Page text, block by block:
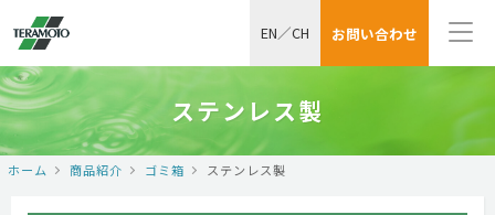
お問い合わせ
EN／CH
ステンレス製
ホーム 商品紹介 ゴミ箱 ステンレス製